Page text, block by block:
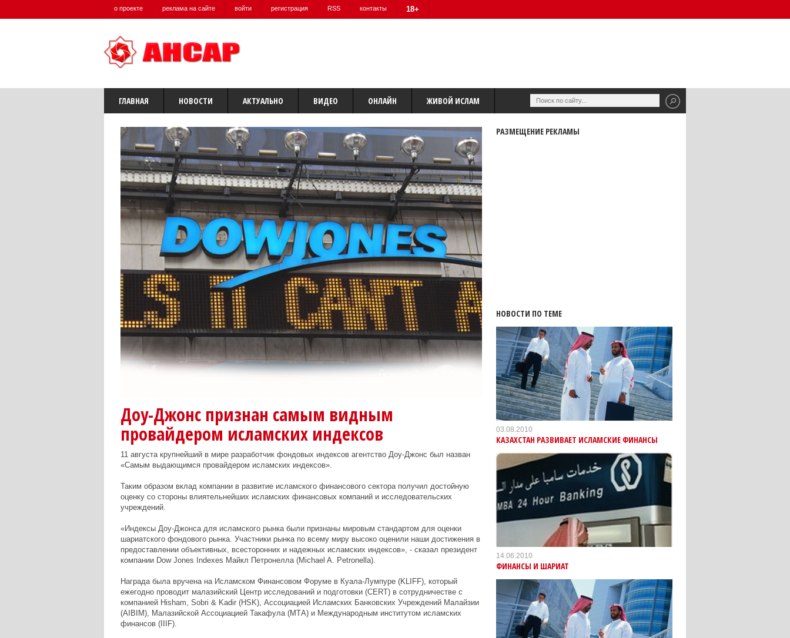
о проекте реклама на сайте войти регистрация RSS контакты 18+
ГЛАВНАЯ НОВОСТИ АКТУАЛЬНО ВИДЕО ОНЛАЙН ЖИВОЙ ИСЛАМ
Доу-Джонс признан самым видным
провайдером исламских индексов
11 августа крупнейший в мире разработчик фондовых индексов агентство Доу-Джонс был назван
«Самым выдающимся провайдером исламских индексов».
Таким образом вклад компании в развитие исламского финансового сектора получил достойную
оценку со стороны влиятельнейших исламских финансовых компаний и исследовательских
учреждений.
«Индексы Доу-Джонса для исламского рынка были признаны мировым стандартом для оценки
шариатского фондового рынка. Участники рынка по всему миру высоко оценили наши достижения в
предоставлении объективных, всесторонних и надежных исламских индексов», - сказал президент
компании Dow Jones Indexes Майкл Петронелла (Michael A. Petronella).
Награда была вручена на Исламском Финансовом Форуме в Куала-Лумпуре (KLIFF), который
ежегодно проводит малазийский Центр исследований и подготовки (CERT) в сотрудничестве с
компанией Hisham, Sobri & Kadir (HSK), Ассоциацией Исламских Банковских Учреждений Малайзии
(AIBIM), Малазийской Ассоциацией Такафула (МТА) и Международным институтом исламских
финансов (IIIF).
РАЗМЕЩЕНИЕ РЕКЛАМЫ
НОВОСТИ ПО ТЕМЕ
03.08.2010
КАЗАХСТАН РАЗВИВАЕТ ИСЛАМСКИЕ ФИНАНСЫ
14.06.2010
ФИНАНСЫ И ШАРИАТ